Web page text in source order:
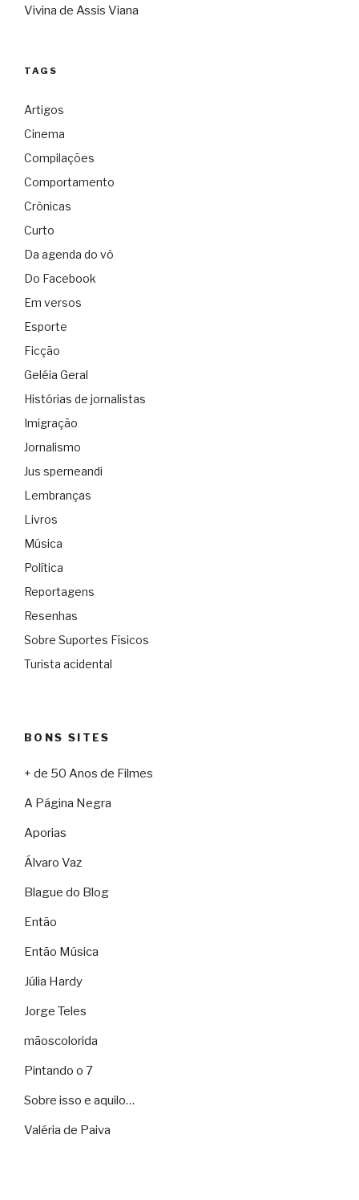
Vivina de Assis Viana
TAGS
Artigos
Cinema
Compilações
Comportamento
Crônicas
Curto
Da agenda do vô
Do Facebook
Em versos
Esporte
Ficção
Geléia Geral
Histórias de jornalistas
Imigração
Jornalismo
Jus sperneandi
Lembranças
Livros
Música
Política
Reportagens
Resenhas
Sobre Suportes Físicos
Turista acidental
BONS SITES
+ de 50 Anos de Filmes
A Página Negra
Aporias
Álvaro Vaz
Blague do Blog
Então
Então Música
Júlia Hardy
Jorge Teles
mãoscolorida
Pintando o 7
Sobre isso e aquilo…
Valéria de Paiva